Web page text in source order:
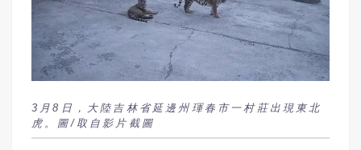
3月8日，大陸吉林省延邊州琿春市一村莊出現東北
虎。圖/取自影片截圖